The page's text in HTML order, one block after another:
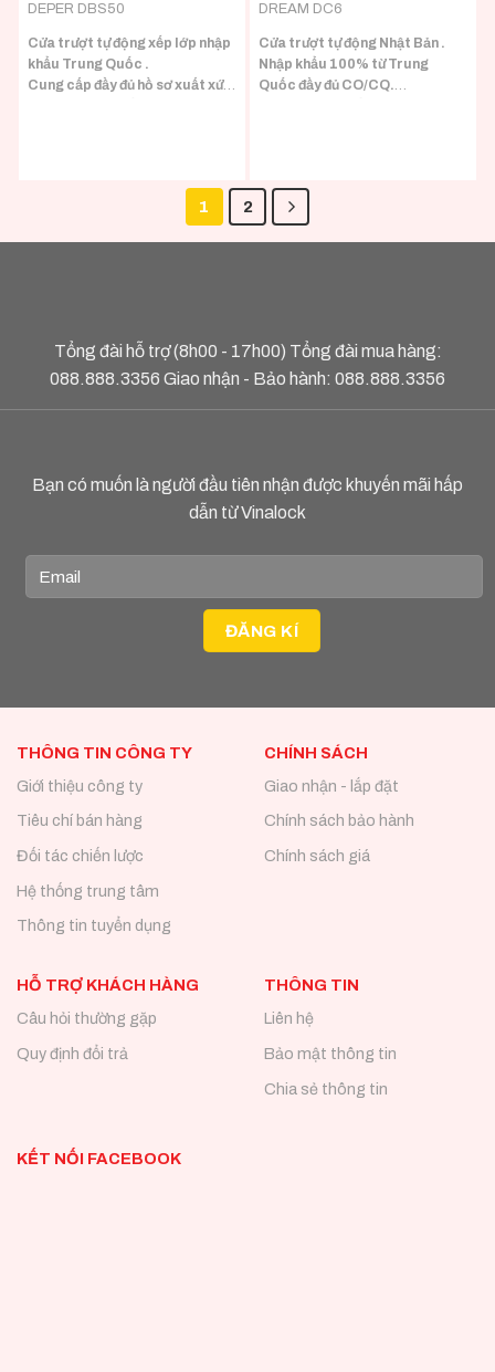
DEPER DBS50
Cửa trượt tự động xếp lớp nhập
khẩu Trung Quốc .
Cung cấp đầy đủ hồ sơ xuất xứ
DREAM DC6
Cửa trượt tự động Nhật Bản .
Nhập khẩu 100% từ Trung
Quốc đầy đủ CO/CQ.
1 2
Tổng đài hỗ trợ (8h00 - 17h00) Tổng đài mua hàng:
088.888.3356 Giao nhận - Bảo hành: 088.888.3356
Bạn có muốn là người đầu tiên nhận được khuyến mãi hấp
dẫn từ Vinalock
THÔNG TIN CÔNG TY
Giới thiệu công ty
Tiêu chí bán hàng
Đối tác chiến lược
Hệ thống trung tâm
Thông tin tuyển dụng
CHÍNH SÁCH
Giao nhận - lắp đặt
Chính sách bảo hành
Chính sách giá
HỖ TRỢ KHÁCH HÀNG
Câu hỏi thường gặp
Quy định đổi trả
THÔNG TIN
Liên hệ
Bảo mật thông tin
Chia sẻ thông tin
KẾT NỐI FACEBOOK